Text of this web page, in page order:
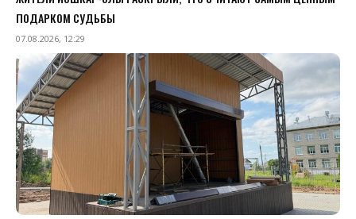
ПОДАРКОМ СУДЬБЫ
07.08.2026, 12:29